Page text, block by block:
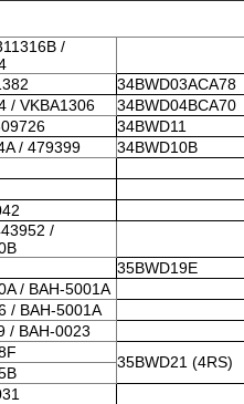
/
34BWD03ACA78
/ VKBA1306 34BWD04BCA70
34BWD11
/ 479399 34BWD10B
/
35BWD19E
/ BAH-5001A
/ BAH-5001A
/ BAH-0023
35BWD21 (4RS)